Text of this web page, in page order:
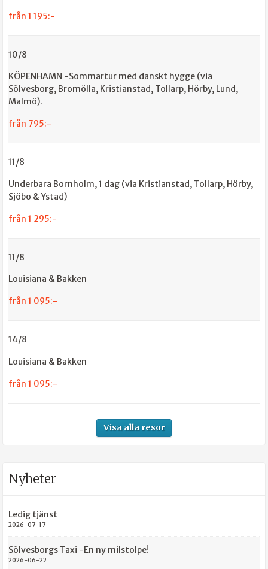
från 1 195:-
10/8
KÖPENHAMN -Sommartur med danskt hygge (via
Sölvesborg, Bromölla, Kristianstad, Tollarp, Hörby, Lund,
Malmö).
från 795:-
11/8
Underbara Bornholm, 1 dag (via Kristianstad, Tollarp, Hörby,
Sjöbo & Ystad)
från 1 295:-
11/8
Louisiana & Bakken
från 1 095:-
14/8
Louisiana & Bakken
från 1 095:-
Visa alla resor
Nyheter
Ledig tjänst
2026-07-17
Sölvesborgs Taxi -En ny milstolpe!
2026-06-22